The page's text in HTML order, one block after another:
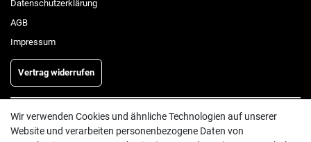
Daten­schutz­erklärung
AGB
Impressum
Vertrag widerrufen
INFORMATIONEN
Wir verwenden Cookies und ähnliche Technologien auf unserer
Website und verarbeiten personenbezogene Daten von